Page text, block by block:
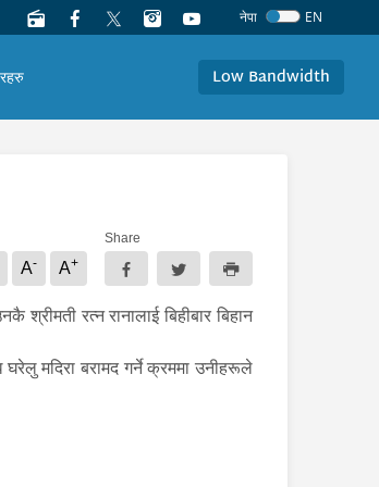
नेपा EN
Low Bandwidth
A- A+
Share
श्रीमती रत्न रानालाई बिहीबार बिहान
मदिरा बरामद गर्ने क्रममा उनीहरूले